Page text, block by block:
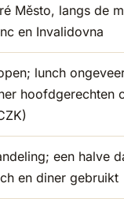
Město, langs de
en Invalidovna
lunch
hoofdgerechten
een halve
en diner gebruikt